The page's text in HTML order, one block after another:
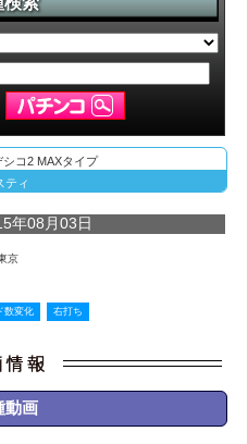
コ2 MAXタイプ
ティ
年08月03日
京
数変化 右打ち
動画